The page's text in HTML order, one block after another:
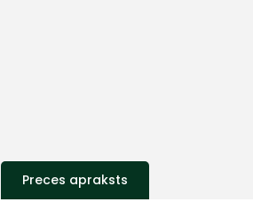
Preces apraksts